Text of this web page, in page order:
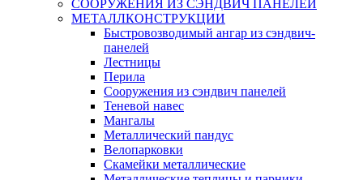
СООРУЖЕНИЯ ИЗ СЭНДВИЧ ПАНЕЛЕЙ
МЕТАЛЛКОНСТРУКЦИИ
Быстровозводимый ангар из сэндвич-
панелей
Лестницы
Перила
Сооружения из сэндвич панелей
Теневой навес
Мангалы
Металлический пандус
Велопарковки
Скамейки металлические